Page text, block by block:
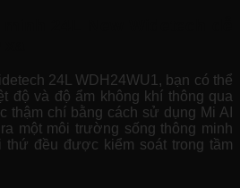
24L WDH24WU1, bạn có thể
độ và độ ẩm không khí thông qua
thậm chí bằng cách sử dụng Mi AI
một môi trường sống thông minh
đều được kiểm soát trong tầm